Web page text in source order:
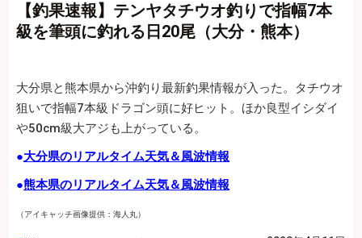
【釣果速報】テンヤタチウオ釣りで指幅7本
級を筆頭に釣れる日20尾（大分・熊本）
大分県と熊本県から沖釣り最新釣果情報が入った。タチウオ
狙いで指幅7本級ドラゴン頭に好ヒット。ほか良型イシダイ
や50cm級大アジも上がっている。
●大分県のリアルタイム天気＆風波情報
●熊本県のリアルタイム天気＆風波情報
（アイキャッチ画像提供：海人丸）